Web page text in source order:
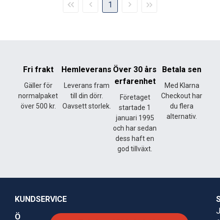
1
Fri frakt
Gäller för
normalpaket
över 500 kr.
Hemleverans
Leverans fram
till din dörr.
Oavsett storlek.
Över 30 års
erfarenhet
Företaget
startade 1
januari 1995
och har sedan
dess haft en
god tillväxt.
Betala sen
Med Klarna
Checkout har
du flera
alternativ.
KUNDSERVICE
Ö